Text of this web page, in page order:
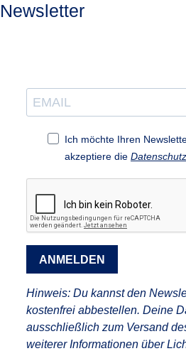
Newsletter
Ich möchte Ihren
akzeptiere die
ANMELDEN
Hinweis: Du kannst den
kostenfrei abbestellen. Deine
ausschließlich zum Versand
weiterer Informationen über